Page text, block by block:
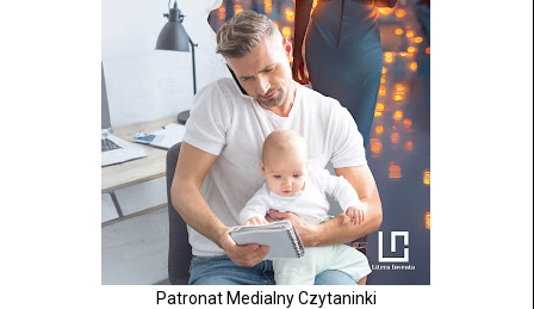
Patronat Medialny Czytaninki